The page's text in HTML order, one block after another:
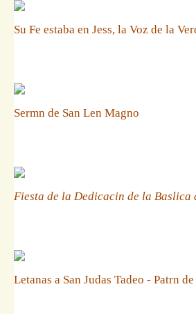
Su Fe estaba en Jess, la Voz de la
Sermn de San Len Magno
Fiesta de la Dedicacin de la Baslica
Letanas a San Judas Tadeo - Patrn